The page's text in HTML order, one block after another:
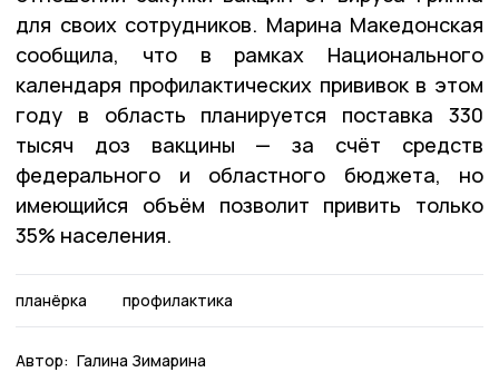
для своих сотрудников. Марина Македонская
сообщила, что в рамках Национального
календаря профилактических прививок в этом
году в область планируется поставка 330
тысяч доз вакцины — за счёт средств
федерального и областного бюджета, но
имеющийся объём позволит привить только
35% населения.
планёрка профилактика
Автор: Галина Зимарина